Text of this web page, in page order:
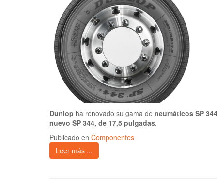
Dunlop ha renovado su gama de neumáticos SP 344
nuevo SP 344, de 17,5 pulgadas.
Publicado en Componentes
Leer más ...